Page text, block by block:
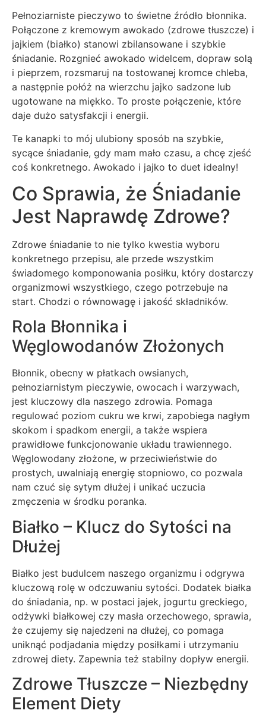
Pełnoziarniste pieczywo to świetne źródło błonnika.
Połączone z kremowym awokado (zdrowe tłuszcze) i
jajkiem (białko) stanowi zbilansowane i szybkie
śniadanie. Rozgnieć awokado widelcem, dopraw solą
i pieprzem, rozsmaruj na tostowanej kromce chleba,
a następnie połóż na wierzchu jajko sadzone lub
ugotowane na miękko. To proste połączenie, które
daje dużo satysfakcji i energii.
Te kanapki to mój ulubiony sposób na szybkie,
sycące śniadanie, gdy mam mało czasu, a chcę zjeść
coś konkretnego. Awokado i jajko to duet idealny!
Co Sprawia, że Śniadanie
Jest Naprawdę Zdrowe?
Zdrowe śniadanie to nie tylko kwestia wyboru
konkretnego przepisu, ale przede wszystkim
świadomego komponowania posiłku, który dostarczy
organizmowi wszystkiego, czego potrzebuje na
start. Chodzi o równowagę i jakość składników.
Rola Błonnika i
Węglowodanów Złożonych
Błonnik, obecny w płatkach owsianych,
pełnoziarnistym pieczywie, owocach i warzywach,
jest kluczowy dla naszego zdrowia. Pomaga
regulować poziom cukru we krwi, zapobiega nagłym
skokom i spadkom energii, a także wspiera
prawidłowe funkcjonowanie układu trawiennego.
Węglowodany złożone, w przeciwieństwie do
prostych, uwalniają energię stopniowo, co pozwala
nam czuć się sytym dłużej i unikać uczucia
zmęczenia w środku poranka.
Białko – Klucz do Sytości na
Dłużej
Białko jest budulcem naszego organizmu i odgrywa
kluczową rolę w odczuwaniu sytości. Dodatek białka
do śniadania, np. w postaci jajek, jogurtu greckiego,
odżywki białkowej czy masła orzechowego, sprawia,
że czujemy się najedzeni na dłużej, co pomaga
uniknąć podjadania między posiłkami i utrzymaniu
zdrowej diety. Zapewnia też stabilny dopływ energii.
Zdrowe Tłuszcze – Niezbędny
Element Diety